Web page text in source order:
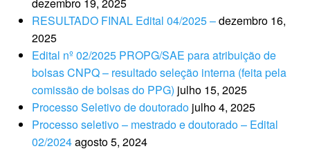
dezembro 19, 2025
RESULTADO FINAL Edital 04/2025 –dezembro 16,
2025
Edital nº 02/2025 PROPG/SAE para atribuição de
bolsas CNPQ – resultado seleção interna (feita pela
comissão de bolsas do PPG) julho 15, 2025
Processo Seletivo de doutorado julho 4, 2025
Processo seletivo – mestrado e doutorado – Edital
02/2024agosto 5, 2024